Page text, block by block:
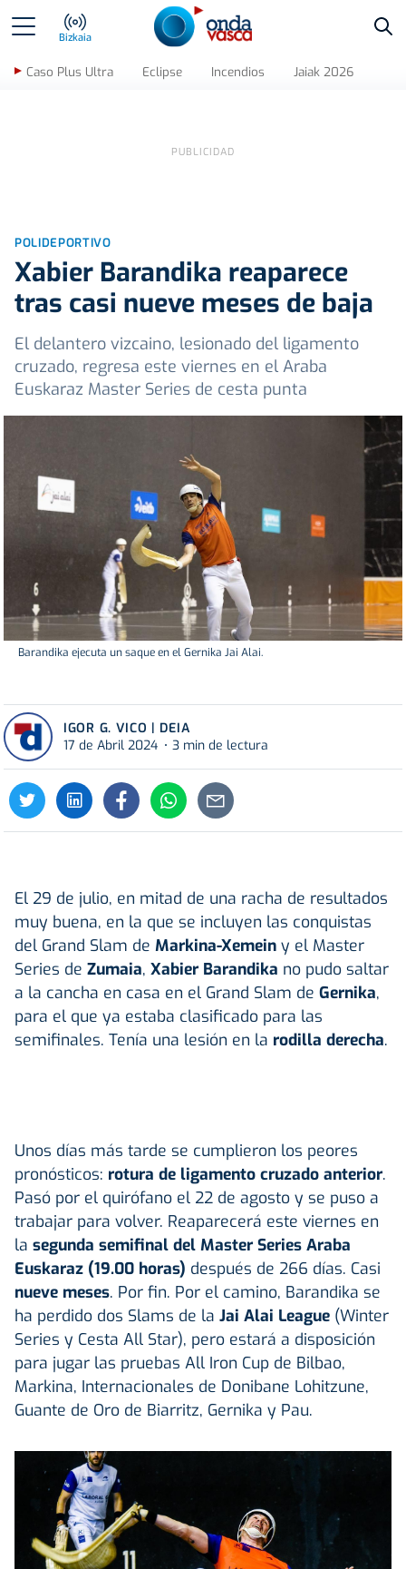
Bizkaia
Caso Plus Ultra Eclipse Incendios Jaiak 2026
POLIDEPORTIVO
Xabier Barandika reaparece
tras casi nueve meses de baja
El delantero vizcaino, lesionado del ligamento
cruzado, regresa este viernes en el Araba
Euskaraz Master Series de cesta punta
Barandika ejecuta un saque en el Gernika Jai Alai.
IGOR G. VICO | DEIA
17 de Abril 2024
3 min de lectura
El 29 de julio, en mitad de una racha de resultados
muy buena, en la que se incluyen las conquistas
del Grand Slam de Markina-Xemein y el Master
Series de Zumaia, Xabier Barandika no pudo saltar
a la cancha en casa en el Grand Slam de Gernika,
para el que ya estaba clasificado para las
semifinales. Tenía una lesión en la rodilla derecha.
Unos días más tarde se cumplieron los peores
pronósticos: rotura de ligamento cruzado anterior.
Pasó por el quirófano el 22 de agosto y se puso a
trabajar para volver. Reaparecerá este viernes en
la segunda semifinal del Master Series Araba
Euskaraz (19.00 horas) después de 266 días. Casi
nueve meses. Por fin. Por el camino, Barandika se
ha perdido dos Slams de la Jai Alai League (Winter
Series y Cesta All Star), pero estará a disposición
para jugar las pruebas All Iron Cup de Bilbao,
Markina, Internacionales de Donibane Lohitzune,
Guante de Oro de Biarritz, Gernika y Pau.